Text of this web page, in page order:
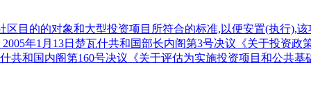
区目的的对象和大型投资项目所符合的标准,以便安置(执行),
2005年1月13日楚瓦什共和国部长内阁第3号决议《关于投资
什共和国内阁第160号决议《关于评估为实施投资项目和公共